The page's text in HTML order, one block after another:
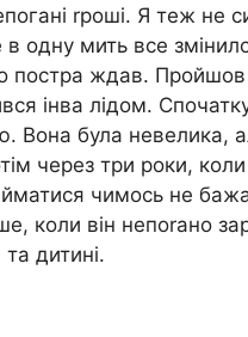
rроші. Я теж не
в одну мить все
постра ждав. Пройшов
інва лідом.
Вона була
через три роки,
чимось не
коли він непоrано
дитині.